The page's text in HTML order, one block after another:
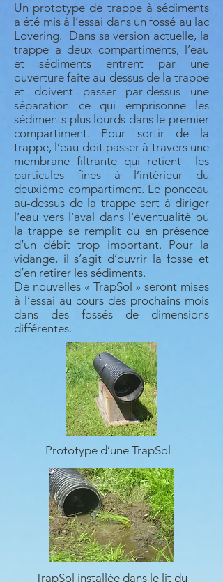
Un prototype de trappe à sédiments
a été mis à l’essai dans un fossé au lac
Lovering. Dans sa version actuelle, la
trappe a deux compartiments, l’eau
et sédiments entrent par une
ouverture faite au-dessus de la trappe
et doivent passer par-dessus une
séparation ce qui emprisonne les
sédiments plus lourds dans le premier
compartiment. Pour sortir de la
trappe, l’eau doit passer à travers une
membrane filtrante qui retient les
particules fines à l’intérieur du
deuxième compartiment. Le ponceau
au-dessus de la trappe sert à diriger
l’eau vers l’aval dans l’éventualité où
la trappe se remplit ou en présence
d’un débit trop important. Pour la
vidange, il s’agit d’ouvrir la fosse et
d’en retirer les sédiments.
De nouvelles « TrapSol » seront mises
à l’essai au cours des prochains mois
dans des fossés de dimensions
différentes.
Prototype d’une TrapSol
TrapSol installée dans le lit du